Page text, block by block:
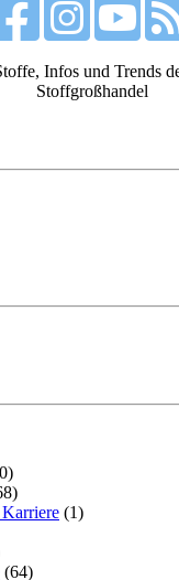
Infos und Trends
Stoffgroßhandel
(1)
(64)